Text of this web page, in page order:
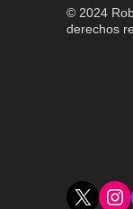
© 2024
derechos
X